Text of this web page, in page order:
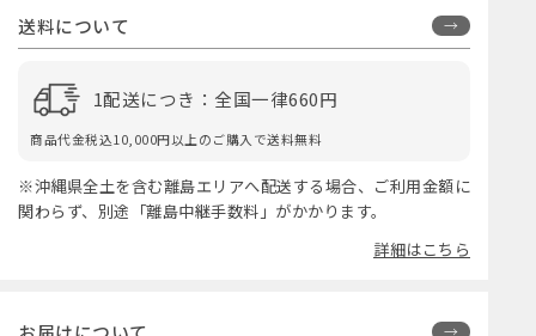
送料について
1配送につき：全国一律660円
商品代金税込10,000円以上のご購入で送料無料
※沖縄県全土を含む離島エリアへ配送する場合、ご利用金額に
関わらず、別途「離島中継手数料」がかかります。
詳細はこちら